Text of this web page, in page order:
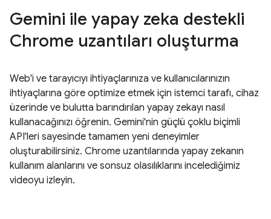
Gemini ile yapay zeka destekli
Chrome uzantıları oluşturma
Web'i ve tarayıcıyı ihtiyaçlarınıza ve kullanıcılarınızın
ihtiyaçlarına göre optimize etmek için istemci tarafı, cihaz
üzerinde ve bulutta barındırılan yapay zekayı nasıl
kullanacağınızı öğrenin. Gemini'nin güçlü çoklu biçimli
API'leri sayesinde tamamen yeni deneyimler
oluşturabilirsiniz. Chrome uzantılarında yapay zekanın
kullanım alanlarını ve sonsuz olasılıklarını incelediğimiz
videoyu izleyin.